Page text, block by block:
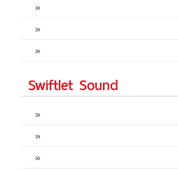
»
»
»
Swiftlet Sound
»
»
»